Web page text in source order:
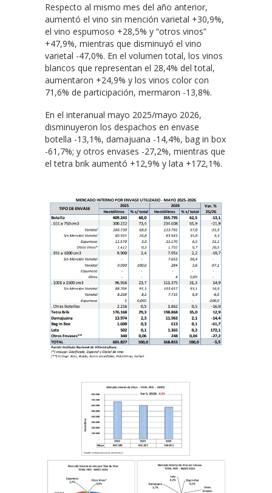
Respecto al mismo mes del año anterior,
aumentó el vino sin mención varietal +30,9%,
el vino espumoso +28,5% y “otros vinos”
+47,9%, mientras que disminuyó el vino
varietal -47,0%. En el volumen total, los vinos
blancos que representan el 28,4% del total,
aumentaron +24,9% y los vinos color con
71,6% de participación, mermaron -13,8%.
En el interanual mayo 2025/mayo 2026,
disminuyeron los despachos en envase
botella -13,1%, damajuana -14,4%, bag in box
-61,7%; y otros envases -27,2%, mientras que
el tetra brik aumentó +12,9% y lata +172,1%.